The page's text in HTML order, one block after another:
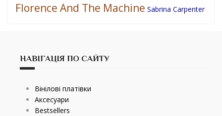
Florence And The Machine Sabrina Carpenter
НАВІГАЦІЯ ПО САЙТУ
Вінілові платівки
Аксесуари
Bestsellers